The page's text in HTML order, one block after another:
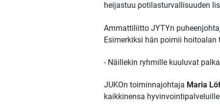
heijastuu potilasturvallisuuden
Ammattiliitto JYTYn
Esimerkiksi hän poimii
- Näillekin ryhmille kuuluvat
JUKOn toiminnajohtaja Maria
kaikkinensa